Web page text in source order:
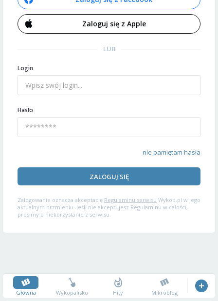
Zaloguj się z Apple
LUB
Login
Hasło
nie pamiętam hasła
ZALOGUJ SIĘ
Zalogowanie oznacza akceptację Regulaminu serwisu Wykop.pl w jego
aktualnym brzmieniu. Jeśli nie akceptujesz Regulaminu w całości,
prosimy o niekorzystanie z serwisu.
Główna Wykopalisko Hity Mikroblog